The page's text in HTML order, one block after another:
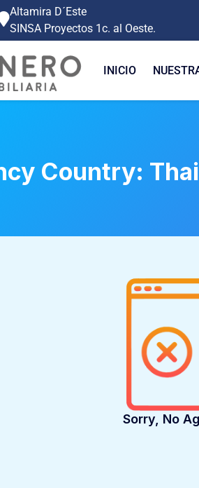
Altamira D´Este
SINSA Proyectos 1c. al Oeste.
INICIO
Country:
Sorry, No